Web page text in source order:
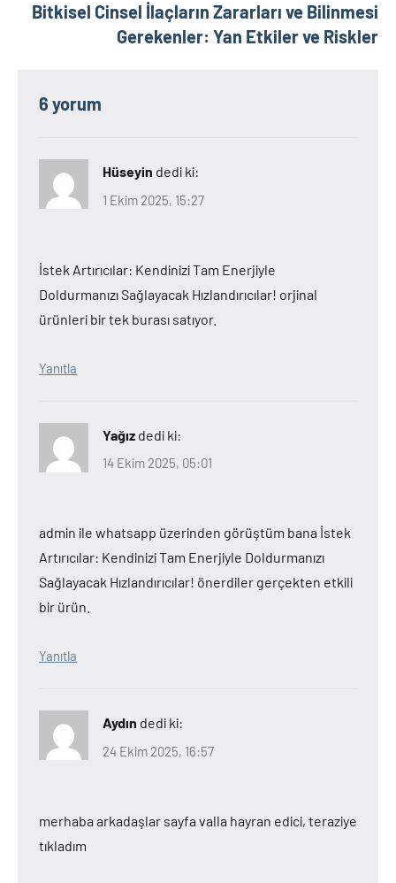
Bitkisel Cinsel İlaçların Zararları ve Bilinmesi
Gerekenler: Yan Etkiler ve Riskler
6 yorum
Hüseyin dedi ki:
1 Ekim 2025, 15:27
İstek Artırıcılar: Kendinizi Tam Enerjiyle
Doldurmanızı Sağlayacak Hızlandırıcılar! orjinal
ürünleri bir tek burası satıyor.
Yanıtla
Yağız dedi ki:
14 Ekim 2025, 05:01
admin ile whatsapp üzerinden görüştüm bana İstek
Artırıcılar: Kendinizi Tam Enerjiyle Doldurmanızı
Sağlayacak Hızlandırıcılar! önerdiler gerçekten etkili
bir ürün.
Yanıtla
Aydın dedi ki:
24 Ekim 2025, 16:57
merhaba arkadaşlar sayfa valla hayran edici, teraziye
tıkladım